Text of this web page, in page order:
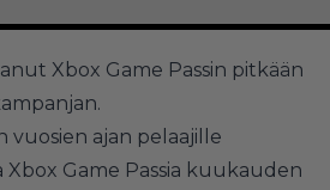
Xbox Game Passin pitkään
vuosien ajan pelaajille
Game Passia kuukauden